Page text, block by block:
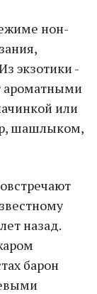
нон-
экзотики -
ароматными
или
шашлыком,
назад.
барон